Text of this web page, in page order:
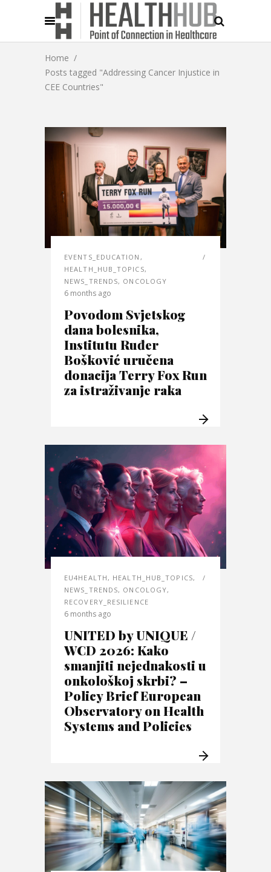
Home /
Posts tagged "Addressing Cancer Injustice in
CEE Countries"
EVENTS_EDUCATION ,
HEALTH_HUB_TOPICS,
NEWS_TRENDS, ONCOLOGY
6 months ago
Povodom Svjetskog
dana bolesnika,
Institutu Ruđer
Bošković uručena
donacija Terry Fox Run
za istraživanje raka
EU4HEALTH, HEALTH_HUB_TOPICS,
NEWS_TRENDS, ONCOLOGY,
RECOVERY_RESILIENCE
6 months ago
UNITED by UNIQUE /
WCD 2026: Kako
smanjiti nejednakosti u
onkološkoj skrbi? –
Policy Brief European
Observatory on Health
Systems and Policies